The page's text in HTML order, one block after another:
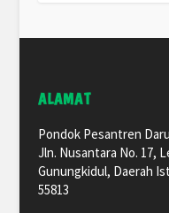
ALAMAT
Pondok Pesantren
Jln. Nusantara No. 17,
Gunungkidul, Daerah
55813